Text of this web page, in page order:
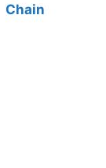
Chain